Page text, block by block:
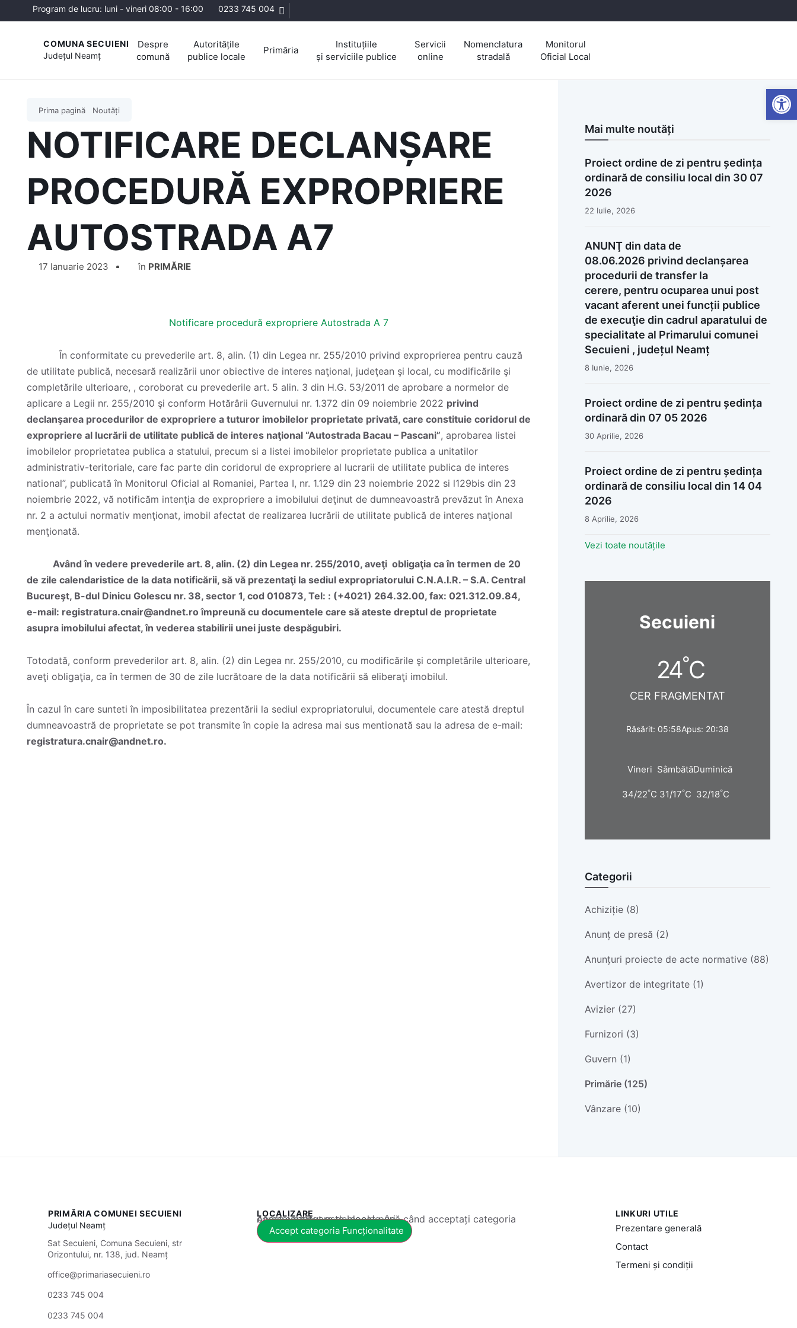
Program de lucru: luni - vineri 08:00 - 16:00 0233 745 004
COMUNA SECUIENI
Județul Neamț
Despre
comună
Autoritățile
publice locale
Primăria
Instituțiile
și serviciile publice
Servicii
online
Nomenclatura
stradală
Monitorul
Oficial Local
Prima pagină Noutăți
NOTIFICARE DECLANȘARE
PROCEDURĂ EXPROPRIERE
AUTOSTRADA A7
17 Ianuarie 2023 în PRIMĂRIE
Notificare procedură expropriere Autostrada A 7
În conformitate cu prevederile art. 8, alin. (1) din Legea nr. 255/2010 privind exproprierea pentru cauză
de utilitate publică, necesară realizării unor obiective de interes naţional, judeţean şi local, cu modificările şi
completările ulterioare, , coroborat cu prevederile art. 5 alin. 3 din H.G. 53/2011 de aprobare a normelor de
aplicare a Legii nr. 255/2010 şi conform Hotărârii Guvernului nr. 1.372 din 09 noiembrie 2022 privind
declanşarea procedurilor de expropriere a tuturor imobilelor proprietate privată, care constituie coridorul de
expropriere al lucrării de utilitate publică de interes naţional “Autostrada Bacau – Pascani”, aprobarea listei
imobilelor proprietatea publica a statului, precum si a listei imobilelor proprietate publica a unitatilor
administrativ-teritoriale, care fac parte din coridorul de expropriere al lucrarii de utilitate publica de interes
national”, publicată în Monitorul Oficial al Romaniei, Partea I, nr. 1.129 din 23 noiembrie 2022 si l129bis din 23
noiembrie 2022, vă notificăm intenţia de expropriere a imobilului deţinut de dumneavoastră prevăzut în Anexa
nr. 2 a actului normativ menţionat, imobil afectat de realizarea lucrării de utilitate publică de interes naţional
menţionată.
Având în vedere prevederile art. 8, alin. (2) din Legea nr. 255/2010, aveţi obligaţia ca în termen de 20
de zile calendaristice de la data notificării, să vă prezentaţi la sediul expropriatorului C.N.A.I.R. – S.A. Central
Bucureşt, B-dul Dinicu Golescu nr. 38, sector 1, cod 010873, Tel: : (+4021) 264.32.00, fax: 021.312.09.84,
e-mail: registratura.cnair@andnet.ro împreună cu documentele care să ateste dreptul de proprietate
asupra imobilului afectat, în vederea stabilirii unei juste despăgubiri.
Totodată, conform prevederilor art. 8, alin. (2) din Legea nr. 255/2010, cu modificările şi completările ulterioare,
aveţi obligaţia, ca în termen de 30 de zile lucrătoare de la data notificării să eliberaţi imobilul.
În cazul în care sunteti în imposibilitatea prezentării la sediul expropriatorului, documentele care atestă dreptul
dumneavoastră de proprietate se pot transmite în copie la adresa mai sus mentionată sau la adresa de e-mail:
registratura.cnair@andnet.ro.
Mai multe noutăți
Proiect ordine de zi pentru ședința
ordinară de consiliu local din 30 07
2026
22 Iulie, 2026
ANUNŢ din data de
08.06.2026 privind declanșarea
procedurii de transfer la
cerere, pentru ocuparea unui post
vacant aferent unei funcții publice
de execuţie din cadrul aparatului de
specialitate al Primarului comunei
Secuieni , județul Neamț
8 Iunie, 2026
Proiect ordine de zi pentru ședința
ordinară din 07 05 2026
30 Aprilie, 2026
Proiect ordine de zi pentru ședința
ordinară de consiliu local din 14 04
2026
8 Aprilie, 2026
Vezi toate noutățile
Secuieni
24°C
CER FRAGMENTAT
Răsărit: 05:58Apus: 20:38
Vineri
34/22°C
Sâmbătă
31/17°C
Duminică
32/18°C
Categorii
Achiziție (8)
Anunț de presă (2)
Anunțuri proiecte de acte normative (88)
Avertizor de integritate (1)
Avizier (27)
Furnizori (3)
Guvern (1)
Primărie (125)
Vânzare (10)
PRIMĂRIA COMUNEI SECUIENI
Județul Neamț
Sat Secuieni, Comuna Secuieni, str
Orizontului, nr. 138, jud. Neamț
office@primariasecuieni.ro
0233 745 004
0233 745 004
LOCALIZARE
Acest conținut este blocat până când acceptați categoria corespunzătoare de cookie-uri.
Accept categoria Funcționalitate
LINKURI UTILE
Prezentare generală
Contact
Termeni și condiții